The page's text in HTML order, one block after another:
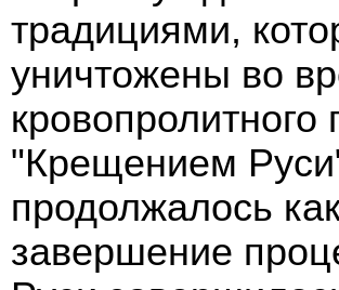
традициями,
уничтожены во
"Крещением
продолжалось
завершение